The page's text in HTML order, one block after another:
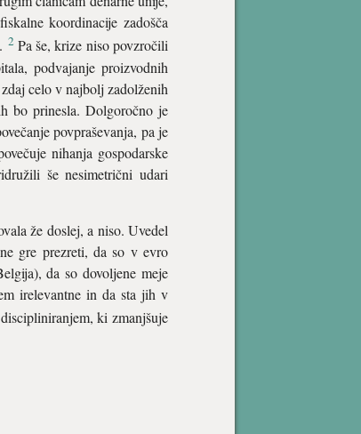
koordinacije zadošča
2Pa še, krize niso povzročili
podvajanje proizvodnih
celo v najbolj zadolženih
bo prinesla. Dolgoročno je
povpraševanja, pa je
nihanja gospodarske
še nesimetrični udari
že doslej, a niso. Uvedel
gre prezreti, da so v evro
da so dovoljene meje
irelevantne in da sta jih v
ki zmanjšuje